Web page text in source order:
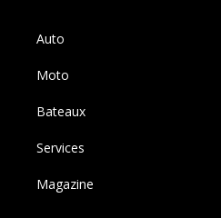
Auto
Moto
Bateaux
Services
Magazine